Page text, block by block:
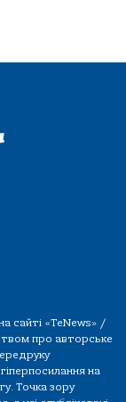
сайті «TeNews» /
про авторське
на
Точка зору